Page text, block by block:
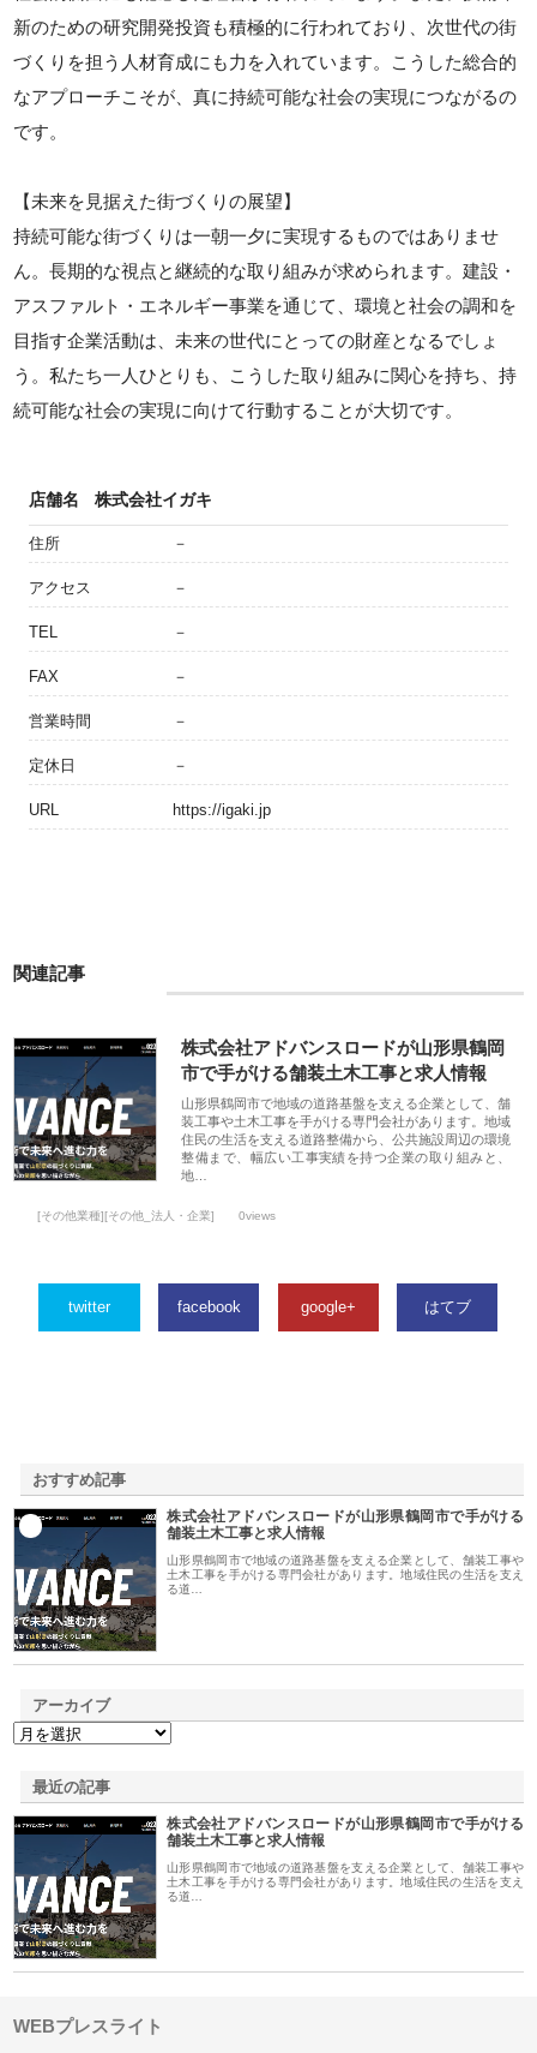
新のための研究開発投資も積極的に行われており、次世代の街
づくりを担う人材育成にも力を入れています。こうした総合的
なアプローチこそが、真に持続可能な社会の実現につながるの
です。
【未来を見据えた街づくりの展望】
持続可能な街づくりは一朝一夕に実現するものではありませ
ん。長期的な視点と継続的な取り組みが求められます。建設・
アスファルト・エネルギー事業を通じて、環境と社会の調和を
目指す企業活動は、未来の世代にとっての財産となるでしょ
う。私たち一人ひとりも、こうした取り組みに関心を持ち、持
続可能な社会の実現に向けて行動することが大切です。
店舗名 株式会社イガキ
住所 －
アクセス －
TEL －
FAX －
営業時間 －
定休日 －
URL https://igaki.jp
関連記事
株式会社アドバンスロードが山形県鶴岡
市で手がける舗装土木工事と求人情報
山形県鶴岡市で地域の道路基盤を支える企業として、舗
装工事や土木工事を手がける専門会社があります。地域
住民の生活を支える道路整備から、公共施設周辺の環境
整備まで、幅広い工事実績を持つ企業の取り組みと、
地…
[その他業種][その他_法人・企業] 0views
twitter facebook google+ はてブ
おすすめ記事
株式会社アドバンスロードが山形県鶴岡市で手がける
舗装土木工事と求人情報
山形県鶴岡市で地域の道路基盤を支える企業として、舗装工事や
土木工事を手がける専門会社があります。地域住民の生活を支え
る道…
アーカイブ
最近の記事
株式会社アドバンスロードが山形県鶴岡市で手がける
舗装土木工事と求人情報
山形県鶴岡市で地域の道路基盤を支える企業として、舗装工事や
土木工事を手がける専門会社があります。地域住民の生活を支え
る道…
WEBプレスライト